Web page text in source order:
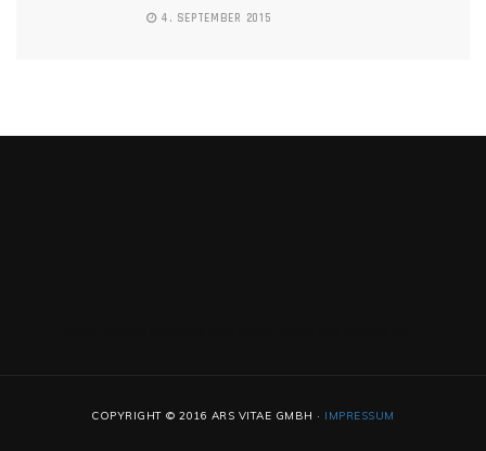
4. SEPTEMBER 2015
COPYRIGHT © 2016 ARS VITAE GMBH · IMPRESSUM